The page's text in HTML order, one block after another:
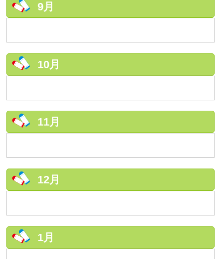
9月
10月
11月
12月
1月